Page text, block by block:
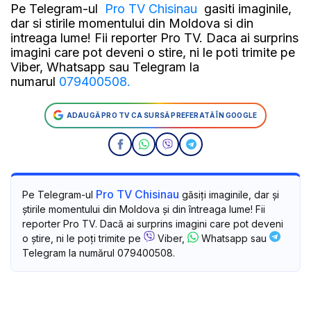
Pe Telegram-ul Pro TV Chisinau gasiti imaginile,
dar si stirile momentului din Moldova si din
intreaga lume! Fii reporter Pro TV. Daca ai surprins
imagini care pot deveni o stire, ni le poti trimite pe
Viber, Whatsapp sau Telegram la
numarul 079400508.
ADAUGĂ PRO TV CA SURSĂ PREFERATĂ ÎN GOOGLE
Pe Telegram-ul Pro TV Chisinau găsiți imaginile, dar și
știrile momentului din Moldova și din întreaga lume! Fii
reporter Pro TV. Dacă ai surprins imagini care pot deveni
o știre, ni le poți trimite pe
Viber,
Whatsapp sau
Telegram la numărul 079400508.